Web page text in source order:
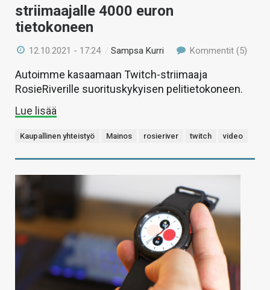
striimaajalle 4000 euron
tietokoneen
12.10.2021 - 17:24 /Sampsa Kurri Kommentit (5)
Autoimme kasaamaan Twitch-striimaaja
RosieRiverille suorituskykyisen pelitietokoneen.
Lue lisää
Kaupallinen yhteistyö Mainos rosieriver twitch video